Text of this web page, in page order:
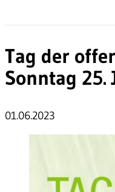
Tag der
Sonntag 25.
01.06.2023